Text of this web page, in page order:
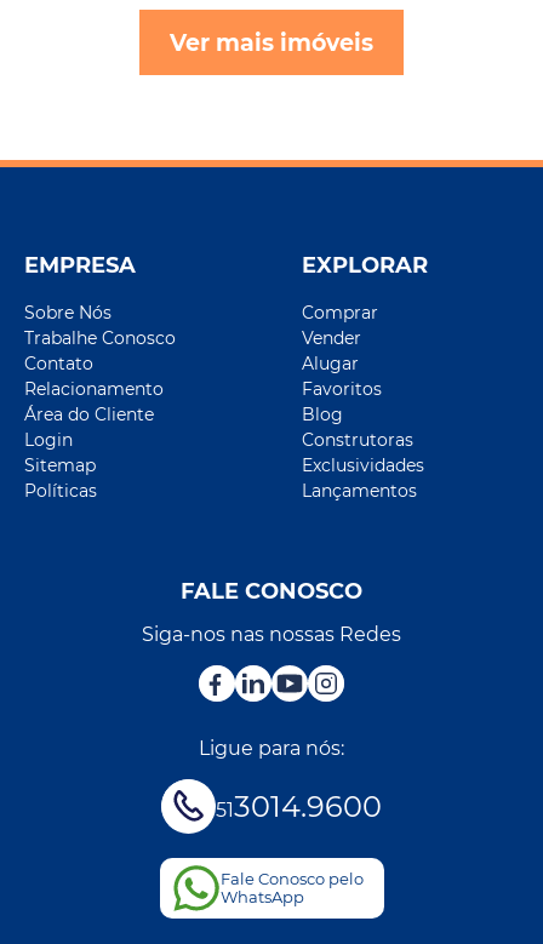
Ver mais imóveis
EMPRESA
Sobre Nós
Trabalhe Conosco
Contato
Relacionamento
Área do Cliente
Login
Sitemap
Políticas
EXPLORAR
Comprar
Vender
Alugar
Favoritos
Blog
Construtoras
Exclusividades
Lançamentos
FALE CONOSCO
Siga-nos nas nossas Redes
Ligue para nós:
513014.9600
Fale Conosco pelo
WhatsApp